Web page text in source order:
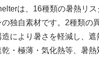
は、16種類の暑熱リ
独自素材です。2種類の
により暑さを軽減し、遮
乾・極薄・気化熱等、暑